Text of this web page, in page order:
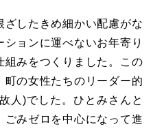
ざしたきめ細かい配慮がな
ョンに運べないお年寄り
みをつくりました。この
の女性たちのリーダー的
人)でした。ひとみさんと
みゼロを中心になって進